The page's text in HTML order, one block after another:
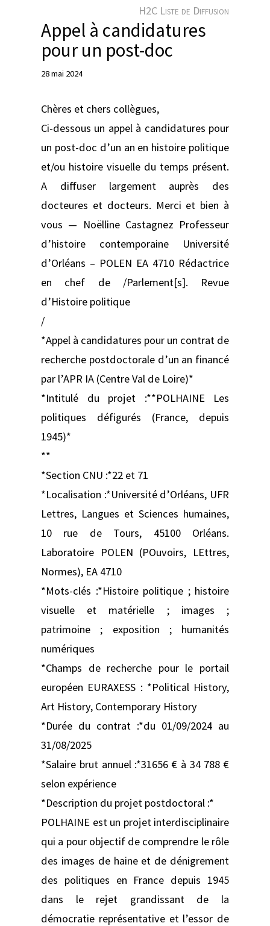
H2C Liste de Diffusion
Appel à candidatures
pour un post-doc
28 mai 2024
Chères et chers collègues,
Ci-dessous un appel à candidatures pour
un post-doc d’un an en histoire politique
et/ou histoire visuelle du temps présent.
A diffuser largement auprès des
docteures et docteurs. Merci et bien à
vous — Noëlline Castagnez Professeur
d’histoire contemporaine Université
d’Orléans – POLEN EA 4710 Rédactrice
en chef de /Parlement[s]. Revue
d’Histoire politique
/
*Appel à candidatures pour un contrat de
recherche postdoctorale d’un an financé
par l’APR IA (Centre Val de Loire)*
*Intitulé du projet :**POLHAINE Les
politiques défigurés (France, depuis
1945)*
**
*Section CNU :*22 et 71
*Localisation :*Université d’Orléans, UFR
Lettres, Langues et Sciences humaines,
10 rue de Tours, 45100 Orléans.
Laboratoire POLEN (POuvoirs, LEttres,
Normes), EA 4710
*Mots-clés :*Histoire politique ; histoire
visuelle et matérielle ; images ;
patrimoine ; exposition ; humanités
numériques
*Champs de recherche pour le portail
européen EURAXESS : *Political History,
Art History, Contemporary History
*Durée du contrat :*du 01/09/2024 au
31/08/2025
*Salaire brut annuel :*31656 € à 34 788 €
selon expérience
*Description du projet postdoctoral :*
POLHAINE est un projet interdisciplinaire
qui a pour objectif de comprendre le rôle
des images de haine et de dénigrement
des politiques en France depuis 1945
dans le rejet grandissant de la
démocratie représentative et l’essor de